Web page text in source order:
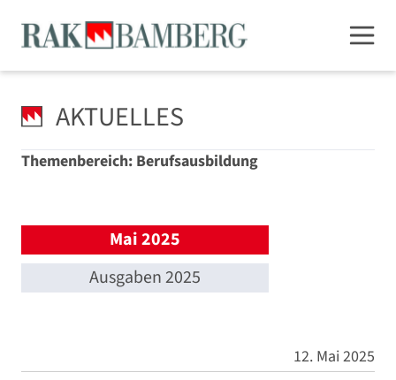
AKTUELLES
Themenbereich: Berufsausbildung
Mai 2025
Ausgaben 2025
12. Mai 2025